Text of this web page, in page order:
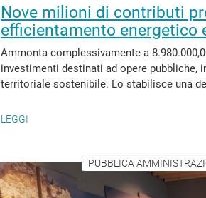
Nove milioni di contributi
efficientamento energetico
Ammonta complessivamente a
investimenti destinati ad opere pubbliche,
territoriale sostenibile. Lo stabilisce una
LEGGI
PUBBLICA